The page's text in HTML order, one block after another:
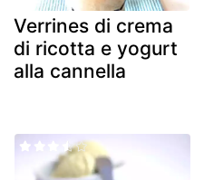
Verrines di crema
di ricotta e yogurt
alla cannella